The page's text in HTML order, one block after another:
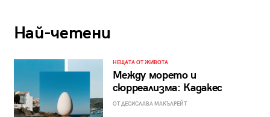
Най-четени
НЕЩАТА ОТ ЖИВОТА
Между морето и
сюрреализма: Кадакес
ОТ ДЕСИСЛАВА МАКЪЛРЕЙТ